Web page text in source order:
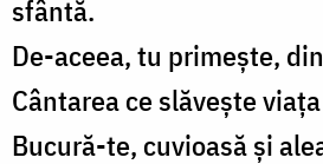
sfântă.
De-aceea, tu primește,
Cântarea ce slăvește
Bucură-te, cuvioasă și